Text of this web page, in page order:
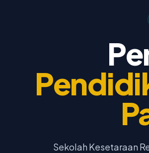
Sekolah Kesetaraan